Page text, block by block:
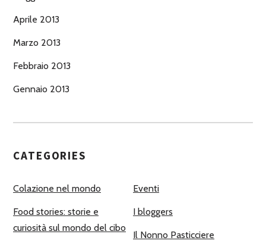
Aprile 2013
Marzo 2013
Febbraio 2013
Gennaio 2013
CATEGORIES
Colazione nel mondo Eventi
Food stories: storie e
curiosità sul mondo del cibo
I bloggers
Il Nonno Pasticciere